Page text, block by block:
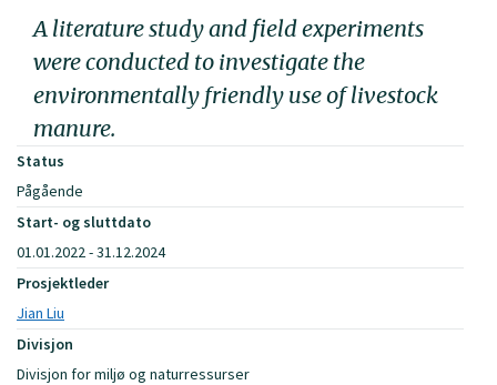
A literature study and field experiments
were conducted to investigate the
environmentally friendly use of livestock
manure.
Status
Pågående
Start- og sluttdato
01.01.2022 - 31.12.2024
Prosjektleder
Jian Liu
Divisjon
Divisjon for miljø og naturressurser